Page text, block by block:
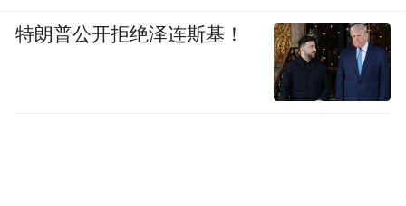
特朗普公开拒绝泽连斯基！